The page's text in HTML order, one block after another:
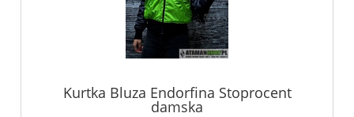
Kurtka Bluza Endorfina Stoprocent
damska